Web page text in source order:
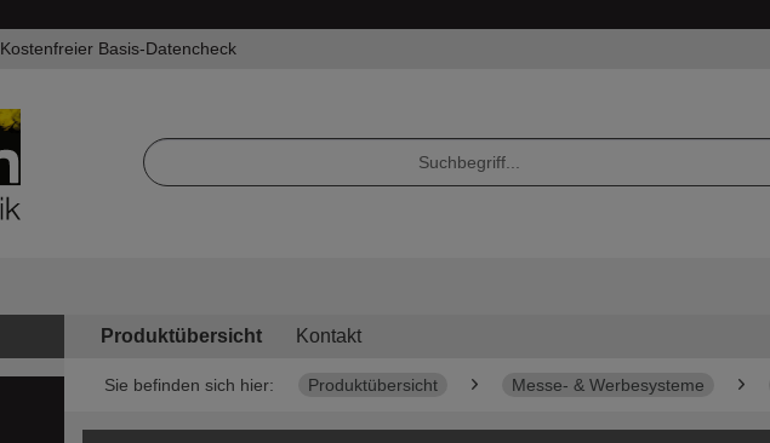
Kostenfreier Basis-Datencheck
Produktübersicht Kontakt
Sie befinden sich hier: Produktübersicht Messe- & Werbesysteme